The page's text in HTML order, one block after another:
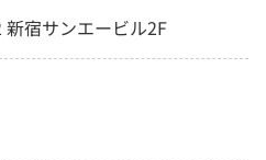
宿サンエービル2F